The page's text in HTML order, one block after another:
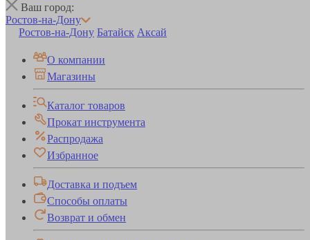
Ваш город:
Ростов-на-Дону
Ростов-на-Дону Батайск Аксай
О компании
Магазины
Каталог товаров
Прокат инструмента
Распродажа
Избранное
Доставка и подъем
Способы оплаты
Возврат и обмен